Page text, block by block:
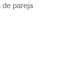
de pareja